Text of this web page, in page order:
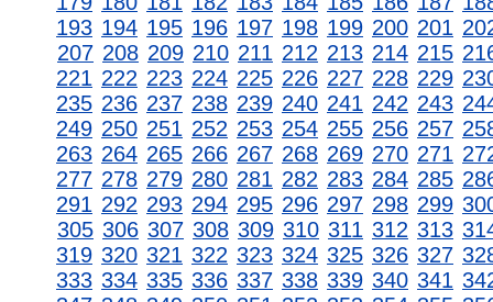
193 194 195 196 197 198 199 200 201
207 208 209 210 211 212 213 214 215
221 222 223 224 225 226 227 228 229
235 236 237 238 239 240 241 242 243
249 250 251 252 253 254 255 256 257
263 264 265 266 267 268 269 270 271
277 278 279 280 281 282 283 284 285
291 292 293 294 295 296 297 298 299
305 306 307 308 309 310 311 312 313
319 320 321 322 323 324 325 326 327
333 334 335 336 337 338 339 340 341